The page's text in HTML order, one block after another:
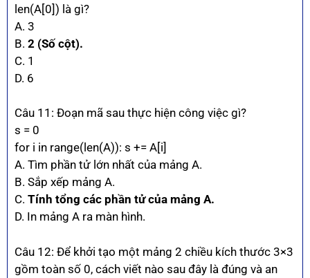
len(A[0]) là gì?
A. 3
B. 2 (Số cột).
C. 1
D. 6
Câu 11: Đoạn mã sau thực hiện công việc gì?
s = 0
for i in range(len(A)): s += A[i]
A. Tìm phần tử lớn nhất của mảng A.
B. Sắp xếp mảng A.
C. Tính tổng các phần tử của mảng A.
D. In mảng A ra màn hình.
Câu 12: Để khởi tạo một mảng 2 chiều kích thước 3×3
gồm toàn số 0, cách viết nào sau đây là đúng và an